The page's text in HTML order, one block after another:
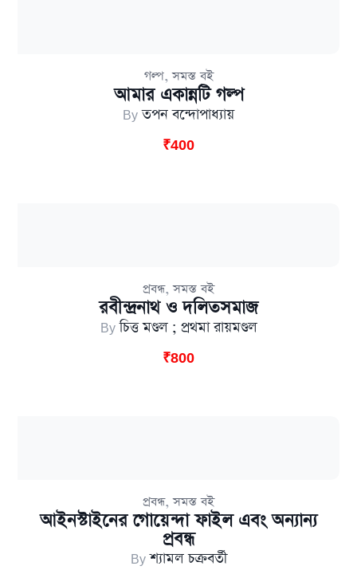
গল্প,সমস্ত বই
আমার একান্নটি গল্প
Byতপন বন্দোপাধ্যায়
₹400
প্রবন্ধ,সমস্ত বই
রবীন্দ্রনাথ ও দলিতসমাজ
Byচিত্ত মণ্ডল ; প্রথমা রায়মণ্ডল
₹800
প্রবন্ধ,সমস্ত বই
আইনস্টাইনের গোয়েন্দা ফাইল এবং অন্যান্য
প্রবন্ধ
Byশ্যামল চক্রবর্তী